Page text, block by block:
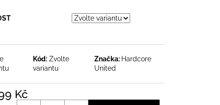
Kód: Zvolte
variantu
Značka: Hardcore
United
Kč